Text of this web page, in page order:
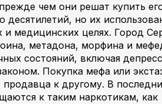
чем они решат купить
десятилетий, но их
медицинских целях. Город
метадона, морфина и
состояний, включая
Покупка мефа или
продавца к другому. В
к таким наркотикам, как